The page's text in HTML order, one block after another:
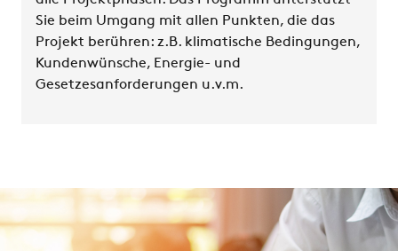
Sie beim Umgang mit allen Punkten, die das
Projekt berühren: z.B. klimatische Bedingungen,
Kundenwünsche, Energie- und
Gesetzesanforderungen u.v.m.